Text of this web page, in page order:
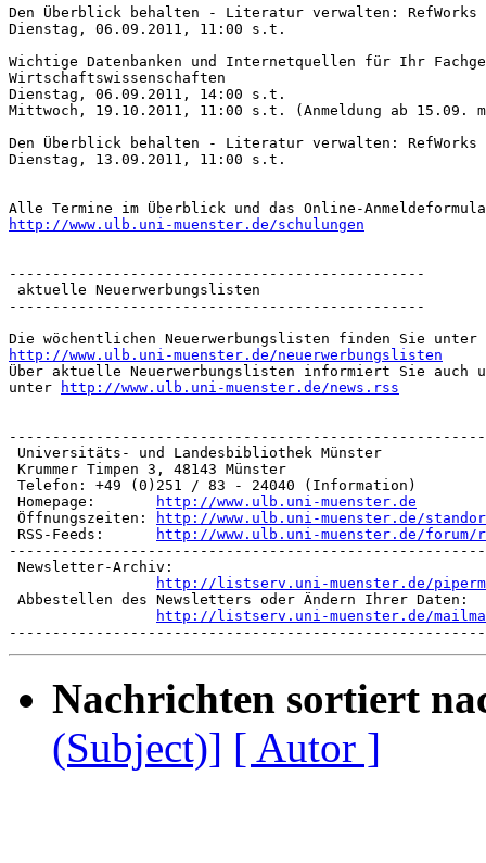
Den Überblick behalten - Literatur verwalten: RefWorks
Dienstag, 06.09.2011, 11:00 s.t.
Wichtige Datenbanken und Internetquellen für Ihr
Wirtschaftswissenschaften
Dienstag, 06.09.2011, 14:00 s.t.
Mittwoch, 19.10.2011, 11:00 s.t. (Anmeldung ab 15.09.
Den Überblick behalten - Literatur verwalten:
Dienstag, 13.09.2011, 11:00 s.t.
http://www.ulb.uni-muenster.de/schulungen
------------------------------------------------
aktuelle Neuerwerbungslisten
------------------------------------------------
http://www.ulb.uni-muenster.de/neuerwerbungslisten
Über aktuelle Neuerwerbungslisten informiert Sie auch
unter
http://www.ulb.uni-muenster.de/news.rss
Universitäts- und Landesbibliothek Münster
Krummer Timpen 3, 48143 Münster
Telefon: +49 (0)251 / 83 - 24040 (Information)
Homepage:
http://www.ulb.uni-muenster.de
Öffnungszeiten:
http://www.ulb.uni-muenster.de/
RSS-Feeds:
http://www.ulb.uni-muenster.de/
Newsletter-Archiv:
http://listserv.uni-muenster.de/
Abbestellen des Newsletters oder Ändern Ihrer Daten:
http://listserv.uni-muenster.de/
Nachrichten sortiert
(Subject)] [ Autor ]